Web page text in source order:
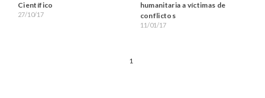
Científico
27/10/17
humanitaria a víctimas de
conflictos
11/01/17
1